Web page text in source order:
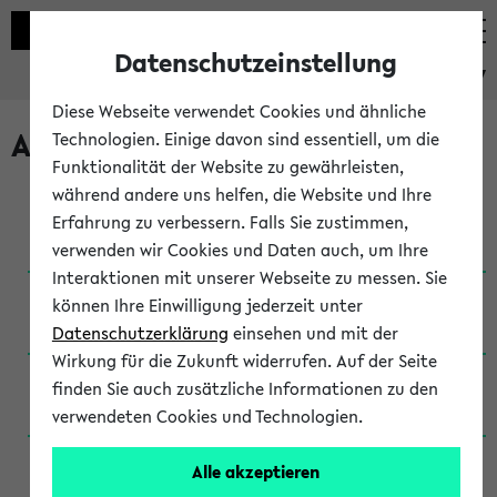
eKVV
Archivierte Studiengänge
Anglistik: British and American Studies / B.A.
(Einschreibung bis WiSe 16/17)
Anglistik: British and American Studies / B.A.
(Einschreibung bis SoSe 2015)
Anglistik: British and American Studies / B.A.
(Einschreibung bis SoSe 2013)
Anglistik: British and American Studies / Ba
(Einschreibung bis SoSe 2011)
Datenschutzeinstellung
Diese Webseite verwendet Cookies und ähnliche
Technologien. Einige davon sind essentiell, um die
Funktionalität der Website zu gewährleisten,
während andere uns helfen, die Website und Ihre
Erfahrung zu verbessern. Falls Sie zustimmen,
verwenden wir Cookies und Daten auch, um Ihre
Interaktionen mit unserer Webseite zu messen. Sie
können Ihre Einwilligung jederzeit unter
Datenschutzerklärung einsehen und mit der
Wirkung für die Zukunft widerrufen. Auf der Seite
finden Sie auch zusätzliche Informationen zu den
verwendeten Cookies und Technologien.
Alle akzeptieren